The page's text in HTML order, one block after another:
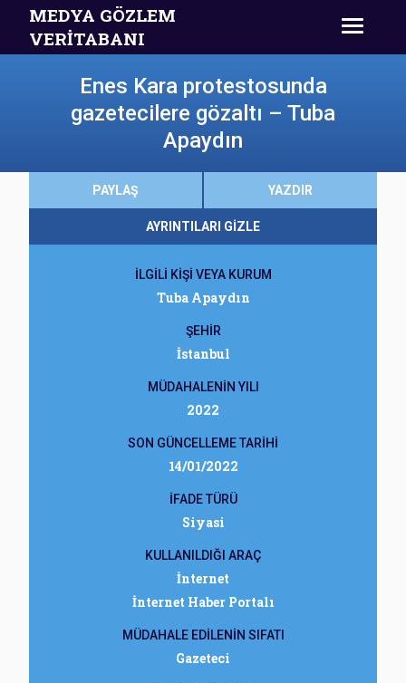
MEDYA GÖZLEM
VERİTABANI
Enes Kara protestosunda
gazetecilere gözaltı – Tuba
Apaydın
PAYLAŞ YAZDIR
AYRINTILARI GİZLE
İLGİLİ KİŞİ VEYA KURUM
Tuba Apaydın
ŞEHİR
İstanbul
MÜDAHALENİN YILI
2022
SON GÜNCELLEME TARİHİ
14/01/2022
İFADE TÜRÜ
Siyasi
KULLANILDIĞI ARAÇ
İnternet
İnternet Haber Portalı
MÜDAHALE EDİLENİN SIFATI
Gazeteci